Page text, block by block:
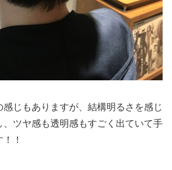
感じもありますが、結構明るさを感じ
、ツヤ感も透明感もすごく出ていて手
！